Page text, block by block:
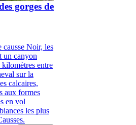
gorges de
causse Noir, les
un canyon
kilomètres entre
sur la
calcaires,
aux formes
en vol
les plus